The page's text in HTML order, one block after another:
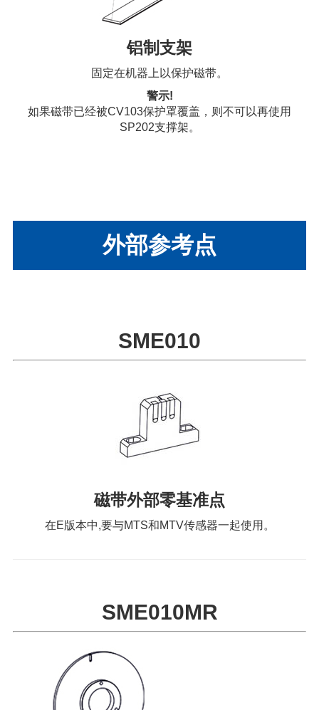
铝制支架
固定在机器上以保护磁带。
警示!
如果磁带已经被CV103保护罩覆盖，则不可以再使用
SP202支撑架。
外部参考点
SME010
磁带外部零基准点
在E版本中,要与MTS和MTV传感器一起使用。
SME010MR